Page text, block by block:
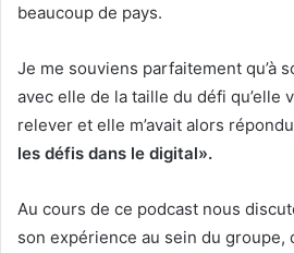
beaucoup de pays.
Je me souviens parfaitement qu’à
avec elle de la taille du défi qu’elle
relever et elle m’avait alors
les défis dans le digital».
Au cours de ce podcast nous
son expérience au sein du groupe,